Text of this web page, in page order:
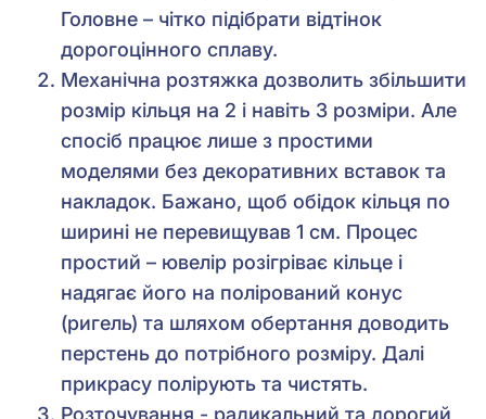
Головне – чітко підібрати відтінок
дорогоцінного сплаву.
Механічна розтяжка дозволить збільшити
розмір кільця на 2 і навіть 3 розміри. Але
спосіб працює лише з простими
моделями без декоративних вставок та
накладок. Бажано, щоб обідок кільця по
ширині не перевищував 1 см. Процес
простий – ювелір розігріває кільце і
надягає його на полірований конус
(ригель) та шляхом обертання доводить
перстень до потрібного розміру. Далі
прикрасу полірують та чистять.
Розточування - радикальний та дорогий